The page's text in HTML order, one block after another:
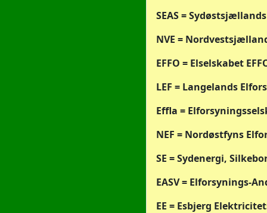
SEAS =
NVE =
EFFO = Elselskabet
LEF = Langelands
Effla =
NEF = Nordøstfyns
SE = Sydenergi,
EASV = Elforsynings-
EE = Esbjerg